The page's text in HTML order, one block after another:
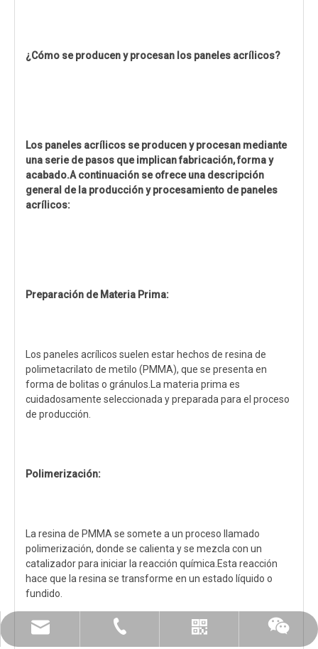
¿Cómo se producen y procesan los paneles acrílicos?
Los paneles acrílicos se producen y procesan mediante
una serie de pasos que implican fabricación, forma y
acabado.A continuación se ofrece una descripción
general de la producción y procesamiento de paneles
acrílicos:
Preparación de Materia Prima:
Los paneles acrílicos suelen estar hechos de resina de
polimetacrilato de metilo (PMMA), que se presenta en
forma de bolitas o gránulos.La materia prima es
cuidadosamente seleccionada y preparada para el proceso
de producción.
Polimerización:
La resina de PMMA se somete a un proceso llamado
polimerización, donde se calienta y se mezcla con un
catalizador para iniciar la reacción química.Esta reacción
hace que la resina se transforme en un estado líquido o
fundido.
leyu02@leyuacrylic.com
+86-13584439533